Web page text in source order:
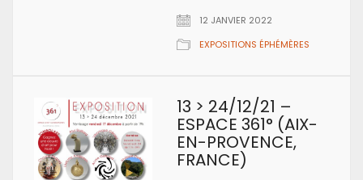
12 JANVIER 2022
EXPOSITIONS ÉPHÉMÈRES
13 > 24/12/21 –
ESPACE 361° (AIX-
EN-PROVENCE,
FRANCE)